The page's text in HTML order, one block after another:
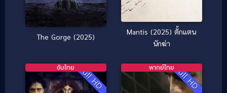
The Gorge (2025)
Mantis (2025) ตั้กแตน
นักฆ่า
Full HD
ซับไทย Full HD
พากย์ไทย